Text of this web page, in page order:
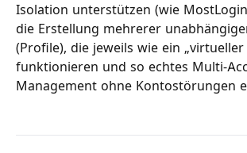
Isolation unterstützen (wie
die Erstellung mehrerer
(Profile), die jeweils wie ein „virtueller
funktionieren und so echtes Multi-
Management ohne Kontostörungen